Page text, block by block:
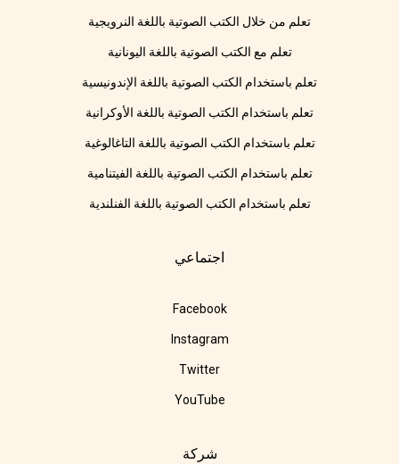
تعلم من خلال الكتب الصوتية باللغة النرويجية
تعلم مع الكتب الصوتية باللغة اليونانية
تعلم باستخدام الكتب الصوتية باللغة الإندونيسية
تعلم باستخدام الكتب الصوتية باللغة الأوكرانية
تعلم باستخدام الكتب الصوتية باللغة التاغالوغية
تعلم باستخدام الكتب الصوتية باللغة الفيتنامية
تعلم باستخدام الكتب الصوتية باللغة الفنلندية
اجتماعي
Facebook
Instagram
Twitter
YouTube
شركة